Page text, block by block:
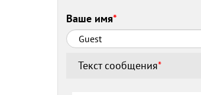
Ваше имя*
Текст сообщения*